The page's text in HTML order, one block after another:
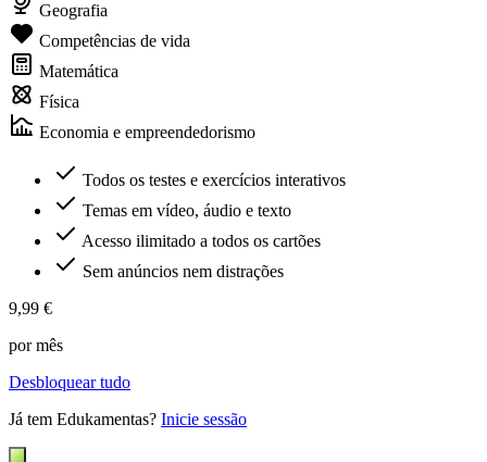
Geografia
Competências de vida
Matemática
Física
Economia e empreendedorismo
Todos os testes e exercícios interativos
Temas em vídeo, áudio e texto
Acesso ilimitado a todos os cartões
Sem anúncios nem distrações
9,99 €
por mês
Desbloquear tudo
Já tem Edukamentas? Inicie sessão